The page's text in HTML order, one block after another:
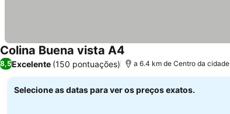
Colina Buena vista A4
8,5Excelente (150 pontuações) a 6.4 km de Centro da cidade
Selecione as datas para ver os preços exatos.